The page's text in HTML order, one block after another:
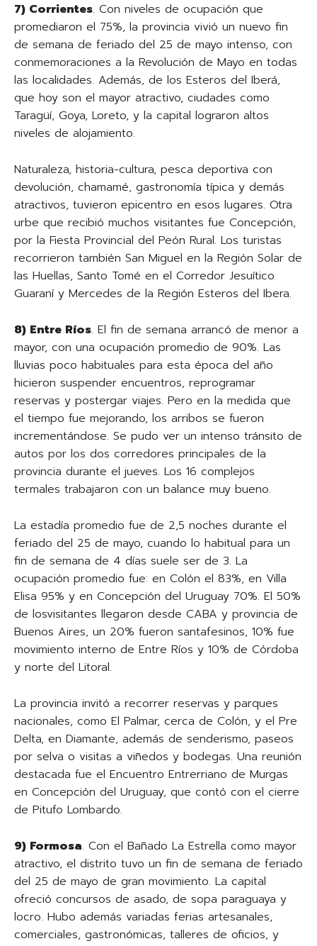
7) Corrientes. Con niveles de ocupación que
promediaron el 75%, la provincia vivió un nuevo fin
de semana de feriado del 25 de mayo intenso, con
conmemoraciones a la Revolución de Mayo en todas
las localidades. Además, de los Esteros del Iberá,
que hoy son el mayor atractivo, ciudades como
Taragüí, Goya, Loreto, y la capital lograron altos
niveles de alojamiento.
Naturaleza, historia-cultura, pesca deportiva con
devolución, chamamé, gastronomía típica y demás
atractivos, tuvieron epicentro en esos lugares. Otra
urbe que recibió muchos visitantes fue Concepción,
por la Fiesta Provincial del Peón Rural. Los turistas
recorrieron también San Miguel en la Región Solar de
las Huellas, Santo Tomé en el Corredor Jesuítico
Guaraní y Mercedes de la Región Esteros del Ibera.
8) Entre Ríos. El fin de semana arrancó de menor a
mayor, con una ocupación promedio de 90%. Las
lluvias poco habituales para esta época del año
hicieron suspender encuentros, reprogramar
reservas y postergar viajes. Pero en la medida que
el tiempo fue mejorando, los arribos se fueron
incrementándose. Se pudo ver un intenso tránsito de
autos por los dos corredores principales de la
provincia durante el jueves. Los 16 complejos
termales trabajaron con un balance muy bueno.
La estadía promedio fue de 2,5 noches durante el
feriado del 25 de mayo, cuando lo habitual para un
fin de semana de 4 días suele ser de 3. La
ocupación promedio fue: en Colón el 83%, en Villa
Elisa 95% y en Concepción del Uruguay 70%. El 50%
de losvisitantes llegaron desde CABA y provincia de
Buenos Aires, un 20% fueron santafesinos, 10% fue
movimiento interno de Entre Ríos y 10% de Córdoba
y norte del Litoral.
La provincia invitó a recorrer reservas y parques
nacionales, como El Palmar, cerca de Colón, y el Pre
Delta, en Diamante, además de senderismo, paseos
por selva o visitas a viñedos y bodegas. Una reunión
destacada fue el Encuentro Entrerriano de Murgas
en Concepción del Uruguay, que contó con el cierre
de Pitufo Lombardo.
9) Formosa. Con el Bañado La Estrella como mayor
atractivo, el distrito tuvo un fin de semana de feriado
del 25 de mayo de gran movimiento. La capital
ofreció concursos de asado, de sopa paraguaya y
locro. Hubo además variadas ferias artesanales,
comerciales, gastronómicas, talleres de oficios, y